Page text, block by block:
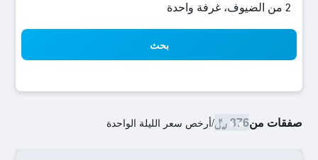
2 من الضيوف، غرفة واحدة
بحث
صفقات من376 ﷼ /أرخص سعر الليلة الواحدة